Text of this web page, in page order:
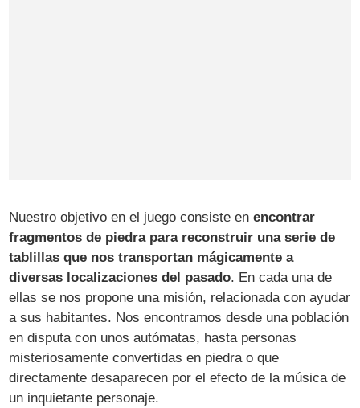
Nuestro objetivo en el juego consiste enencontrar
fragmentos de piedra para reconstruir una serie de
tablillas que nos transportan mágicamente a
diversas localizaciones del pasado. En cada una de
ellas se nos propone una misión, relacionada con ayudar
a sus habitantes. Nos encontramos desde una población
en disputa con unos autómatas, hasta personas
misteriosamente convertidas en piedra o que
directamente desaparecen por el efecto de la música de
un inquietante personaje.